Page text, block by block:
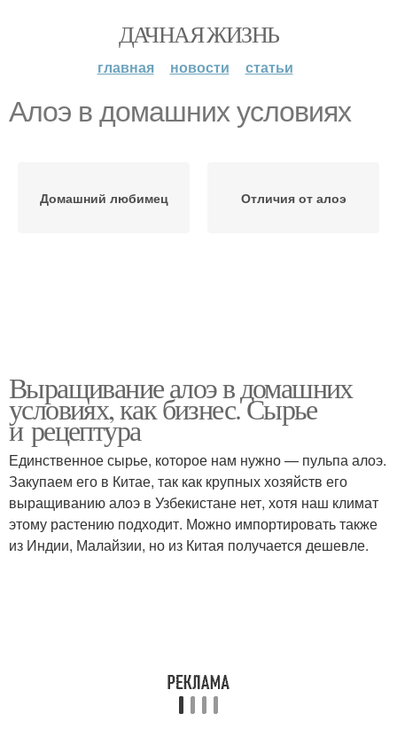
ДАЧНАЯ ЖИЗНЬ
главная новости статьи
Алоэ в домашних условиях
Домашний любимец Отличия от алоэ
Выращивание алоэ в домашних
условиях, как бизнес. Сырье
и рецептура
Единственное сырье, которое нам нужно — пульпа алоэ.
Закупаем его в Китае, так как крупных хозяйств его
выращиванию алоэ в Узбекистане нет, хотя наш климат
этому растению подходит. Можно импортировать также
из Индии, Малайзии, но из Китая получается дешевле.